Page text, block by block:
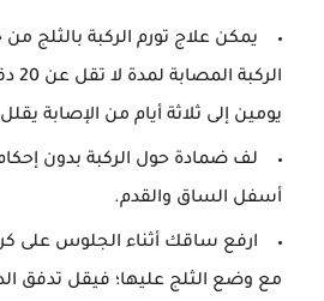
يمكن علاج تورم الركبة بالثلج
يومين إلى ثلاثة أيام من الإصابة يقلل
لف ضمادة حول الركبة بدون
أسفل الساق والقدم.
ارفع ساقك أثناء الجلوس على
مع وضع الثلج عليها؛ فيقل تدفق